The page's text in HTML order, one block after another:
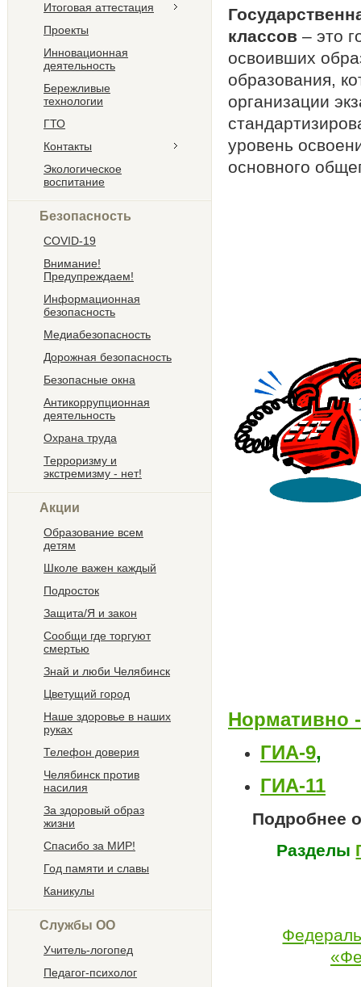
Итоговая аттестация
Проекты
Инновационная
деятельность
Бережливые
технологии
ГТО
Контакты
Экологическое
воспитание
Безопасность
COVID-19
Внимание!
Предупреждаем!
Информационная
безопасность
Медиабезопасность
Дорожная безопасность
Безопасные окна
Антикоррупционная
деятельность
Охрана труда
Терроризму и
экстремизму - нет!
Акции
Образование всем
детям
Школе важен каждый
Подросток
Защита/Я и закон
Сообщи где торгуют
смертью
Знай и люби Челябинск
Цветущий город
Наше здоровье в наших
руках
Телефон доверия
Челябинск против
насилия
За здоровый образ
жизни
Спасибо за МИР!
Год памяти и славы
Каникулы
Службы ОО
Учитель-логопед
Педагог-психолог
классов – это
освоивших
образования,
организации
уровень
основного
Нормативно
ГИА-9,
ГИА-11
Подробнее
Разделы